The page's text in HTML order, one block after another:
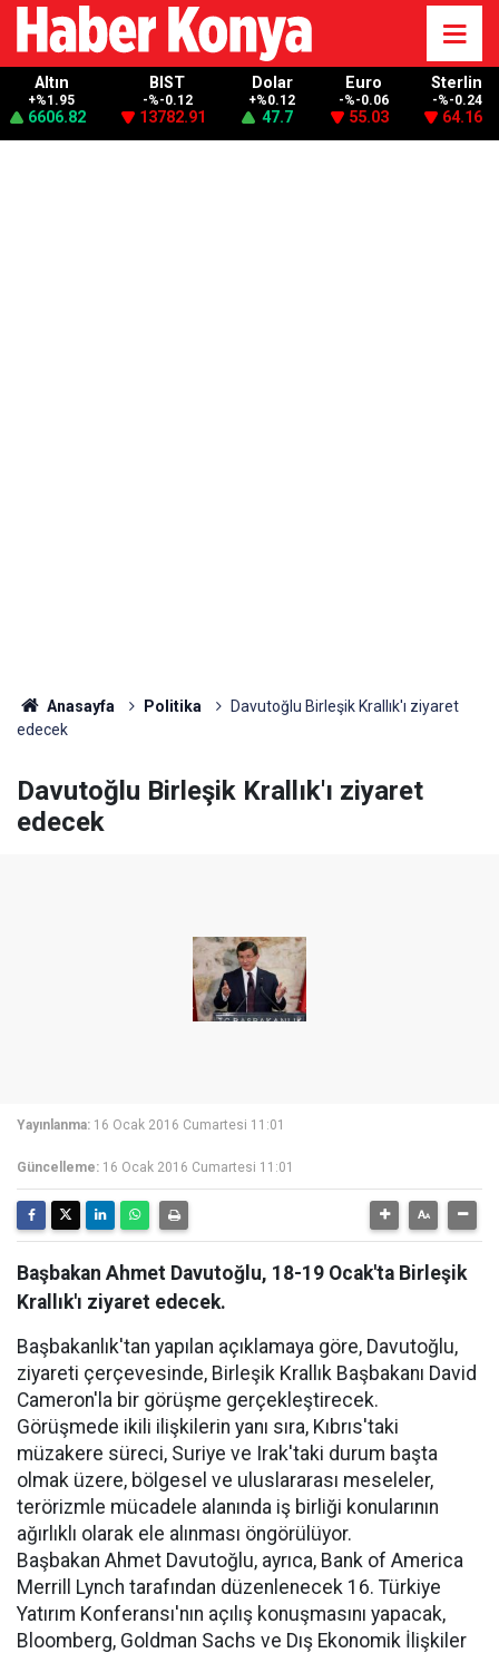
Altın
+%1.95
6606.82
BIST
-%-0.12
13782.91
Dolar
+%0.12
47.7
Euro
-%-0.06
55.03
Sterlin
-%-0.24
64.16
Anasayfa Politika
Davutoğlu Birleşik Krallık'ı ziyaret
edecek
Davutoğlu Birleşik Krallık'ı ziyaret
edecek
Yayınlanma: 16 Ocak 2016 Cumartesi 11:01
Güncelleme: 16 Ocak 2016 Cumartesi 11:01
Başbakan Ahmet Davutoğlu, 18-19 Ocak'ta Birleşik
Krallık'ı ziyaret edecek.
Başbakanlık'tan yapılan açıklamaya göre, Davutoğlu,
ziyareti çerçevesinde, Birleşik Krallık Başbakanı David
Cameron'la bir görüşme gerçekleştirecek.
Görüşmede ikili ilişkilerin yanı sıra, Kıbrıs'taki
müzakere süreci, Suriye ve Irak'taki durum başta
olmak üzere, bölgesel ve uluslararası meseleler,
terörizmle mücadele alanında iş birliği konularının
ağırlıklı olarak ele alınması öngörülüyor.
Başbakan Ahmet Davutoğlu, ayrıca, Bank of America
Merrill Lynch tarafından düzenlenecek 16. Türkiye
Yatırım Konferansı'nın açılış konuşmasını yapacak,
Bloomberg, Goldman Sachs ve Dış Ekonomik İlişkiler